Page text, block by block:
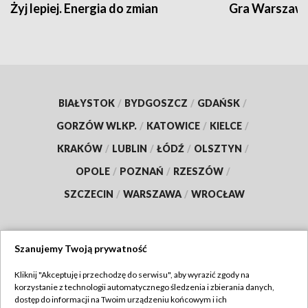
Żyj lepiej. Energia do zmian Gra
BIAŁYSTOK / BYDGOSZCZ / GDAŃSK /
GORZÓW WLKP. / KATOWICE / KIELCE /
KRAKÓW / LUBLIN / ŁÓDŹ / OLSZTYN /
OPOLE / POZNAŃ / RZESZÓW /
SZCZECIN / WARSZAWA / WROCŁAW
TVP
Szanujemy Twoją prywatność
Kliknij "Akceptuję i przechodzę do serwisu", aby wyrazić zgody na
korzystanie z technologii automatycznego śledzenia i zbierania danych,
dostęp do informacji na Twoim urządzeniu końcowym i ich